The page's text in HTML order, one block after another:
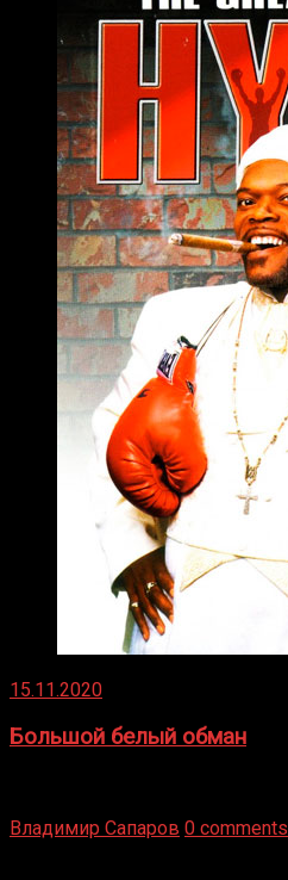
15.11.2020
Большой белый обман
Владимир Сапаров 0 comments